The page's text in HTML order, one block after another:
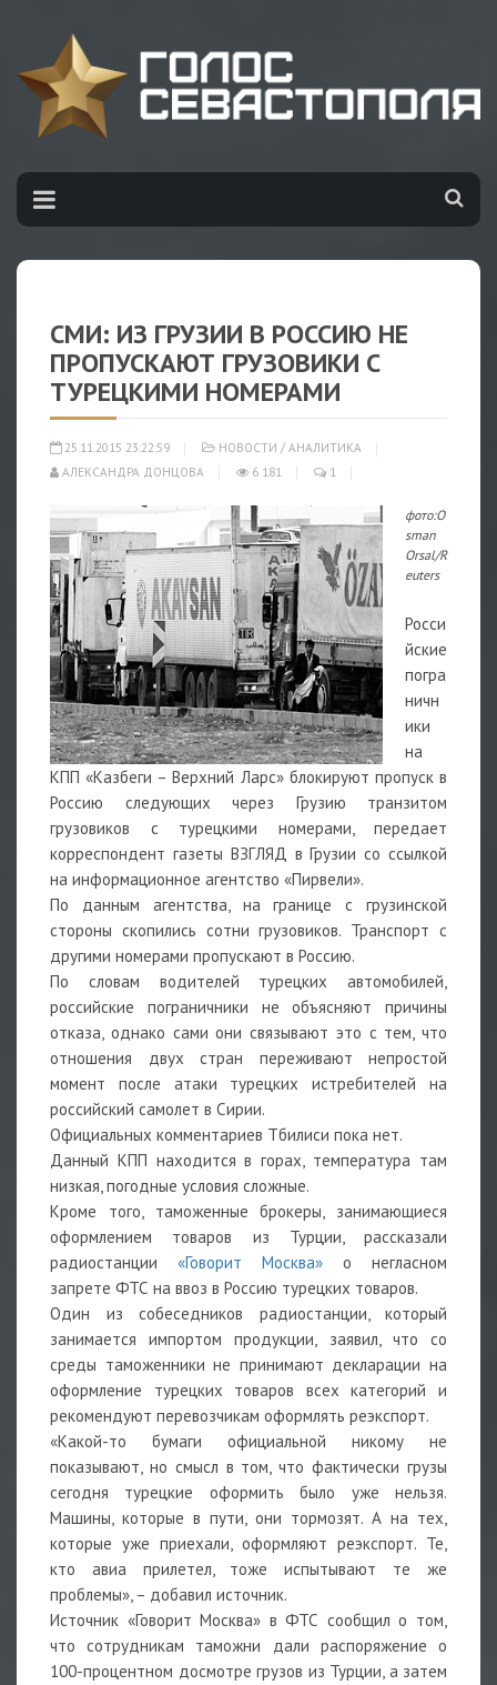
СМИ: ИЗ ГРУЗИИ В РОССИЮ НЕ
ПРОПУСКАЮТ ГРУЗОВИКИ С
ТУРЕЦКИМИ НОМЕРАМИ
25.11.2015 23:22:59 НОВОСТИ / АНАЛИТИКА
АЛЕКСАНДРА ДОНЦОВА
6 181 1
фото:O
sman
Orsal/R
euters
Росси
йские
погра
ничн
ики
на
КПП «Казбеги – Верхний Ларс» блокируют пропуск в
Россию следующих через Грузию транзитом
грузовиков с турецкими номерами, передает
корреспондент газеты ВЗГЛЯД в Грузии со ссылкой
на информационное агентство «Пирвели».
По данным агентства, на границе с грузинской
стороны скопились сотни грузовиков. Транспорт с
другими номерами пропускают в Россию.
По словам водителей турецких автомобилей,
российские пограничники не объясняют причины
отказа, однако сами они связывают это с тем, что
отношения двух стран переживают непростой
момент после атаки турецких истребителей на
российский самолет в Сирии.
Официальных комментариев Тбилиси пока нет.
Данный КПП находится в горах, температура там
низкая, погодные условия сложные.
Кроме того, таможенные брокеры, занимающиеся
оформлением товаров из Турции, рассказали
радиостанции «Говорит Москва» о негласном
запрете ФТС на ввоз в Россию турецких товаров.
Один из собеседников радиостанции, который
занимается импортом продукции, заявил, что со
среды таможенники не принимают декларации на
оформление турецких товаров всех категорий и
рекомендуют перевозчикам оформлять реэкспорт.
«Какой-то бумаги официальной никому не
показывают, но смысл в том, что фактически грузы
сегодня турецкие оформить было уже нельзя.
Машины, которые в пути, они тормозят. А на тех,
которые уже приехали, оформляют реэкспорт. Те,
кто авиа прилетел, тоже испытывают те же
проблемы», – добавил источник.
Источник «Говорит Москва» в ФТС сообщил о том,
что сотрудникам таможни дали распоряжение о
100-процентном досмотре грузов из Турции, а затем